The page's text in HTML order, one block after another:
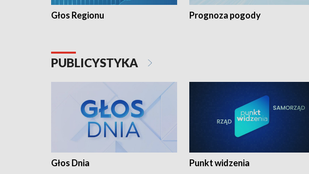
Głos Regionu Prognoza pogody
PUBLICYSTYKA
Głos Dnia Punkt widzenia